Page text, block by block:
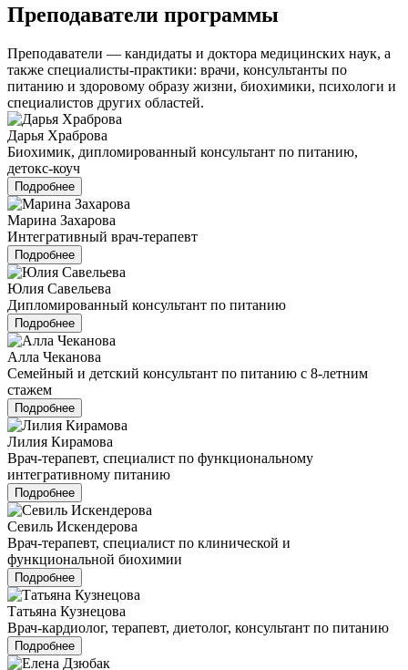
Преподаватели программы
Преподаватели — кандидаты и доктора медицинских наук, а
также специалисты-практики: врачи, консультанты по
питанию и здоровому образу жизни, биохимики, психологи и
специалистов других областей.
Дарья Храброва
Биохимик, дипломированный консультант по питанию,
детокс-коуч
Подробнее
Марина Захарова
Интегративный врач-терапевт
Подробнее
Юлия Савельева
Дипломированный консультант по питанию
Подробнее
Алла Чеканова
Семейный и детский консультант по питанию с 8-летним
стажем
Подробнее
Лилия Кирамова
Врач-терапевт, специалист по функциональному
интегративному питанию
Подробнее
Севиль Искендерова
Врач-терапевт, специалист по клинической и
функциональной биохимии
Подробнее
Татьяна Кузнецова
Врач-кардиолог, терапевт, диетолог, консультант по питанию
Подробнее